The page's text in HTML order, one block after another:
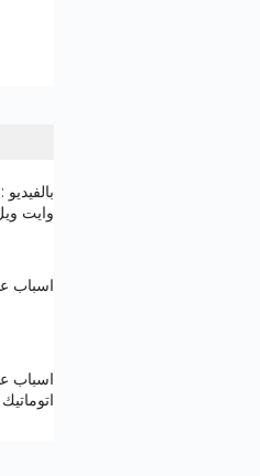
وايت
اسباب
اسباب